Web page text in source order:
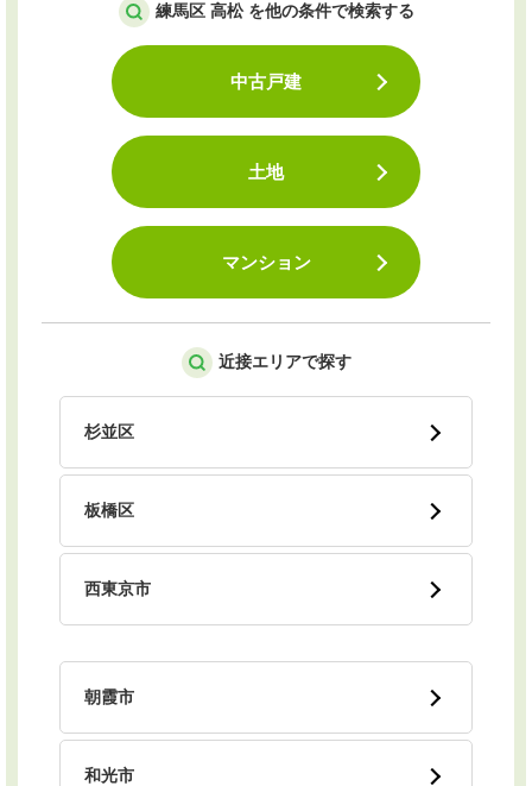
練馬区 高松 を他の条件で検索する
中古戸建
土地
マンション
近接エリアで探す
杉並区
板橋区
西東京市
朝霞市
和光市